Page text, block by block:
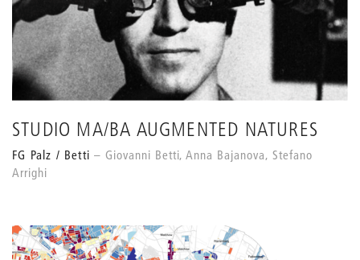
STUDIO MA/BA AUGMENTED NATURES
FG Palz / Betti
Giovanni Betti, Anna Bajanova, Stefano
Arrighi